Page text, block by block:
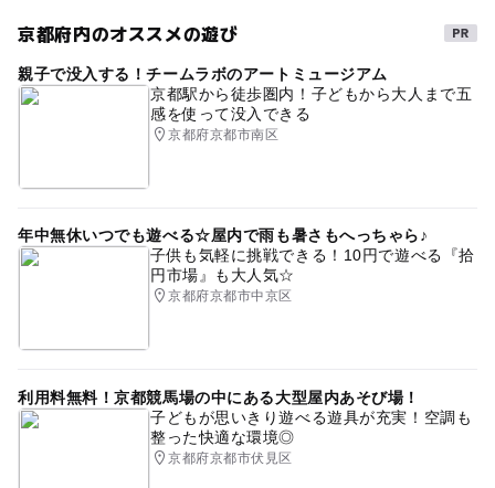
京都府内のオススメの遊び
親子で没入する！チームラボのアートミュージアム
京都駅から徒歩圏内！子どもから大人まで五
感を使って没入できる
京都府京都市南区
年中無休いつでも遊べる☆屋内で雨も暑さもへっちゃら♪
子供も気軽に挑戦できる！10円で遊べる『拾
円市場』も大人気☆
京都府京都市中京区
利用料無料！京都競馬場の中にある大型屋内あそび場！
子どもが思いきり遊べる遊具が充実！空調も
整った快適な環境◎
京都府京都市伏見区